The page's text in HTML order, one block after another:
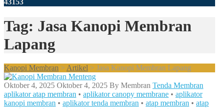
43153
Tag: Jasa Kanopi Membran
Lapang
Kanopi Membran > Artikel > Jasa Kanopi Membran Lapang
Oktober 4, 2025 Oktober 4, 2025 By Membran Tenda Membran
aplikator atap membran • aplikator canopy membrane • aplikator
kanopi membran • aplikator tenda membran • atap membran • atap